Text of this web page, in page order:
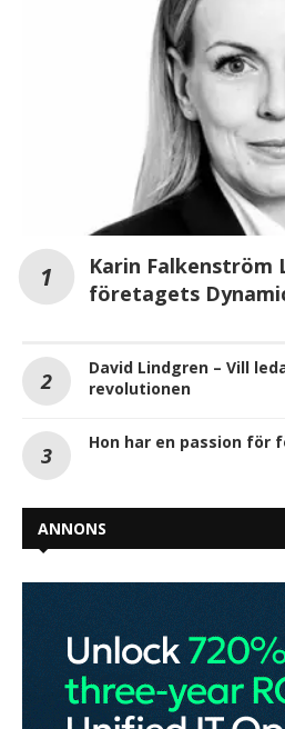
Karin Falkenström
företagets
David Lindgren – Vill
revolutionen
Hon har en passion för
ANNONS